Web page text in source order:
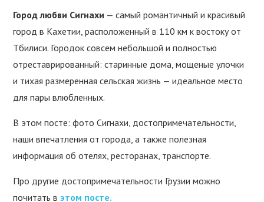
Город любви Сигнахи — самый романтичный и красивый
город в Кахетии, расположенный в 110 км к востоку от
Тбилиси. Городок совсем небольшой и полностью
отреставрированный: старинные дома, мощеные улочки
и тихая размеренная сельская жизнь — идеальное место
для пары влюбленных.
В этом посте: фото Сигнахи, достопримечательности,
наши впечатления от города, а также полезная
информация об отелях, ресторанах, транспорте.
Про другие достопримечательности Грузии можно
почитать вэтом посте.